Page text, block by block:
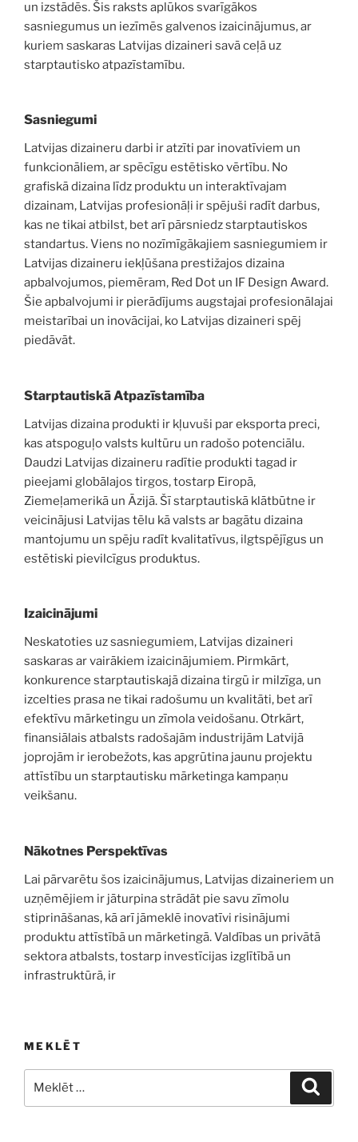
un izstādēs. Šis raksts aplūkos svarīgākos
sasniegumus un iezīmēs galvenos izaicinājumus, ar
kuriem saskaras Latvijas dizaineri savā ceļā uz
starptautisko atpazīstamību.
Sasniegumi
Latvijas dizaineru darbi ir atzīti par inovatīviem un
funkcionāliem, ar spēcīgu estētisko vērtību. No
grafiskā dizaina līdz produktu un interaktīvajam
dizainam, Latvijas profesionāļi ir spējuši radīt darbus,
kas ne tikai atbilst, bet arī pārsniedz starptautiskos
standartus. Viens no nozīmīgākajiem sasniegumiem ir
Latvijas dizaineru iekļūšana prestižajos dizaina
apbalvojumos, piemēram, Red Dot un IF Design Award.
Šie apbalvojumi ir pierādījums augstajai profesionālajai
meistarībai un inovācijai, ko Latvijas dizaineri spēj
piedāvāt.
Starptautiskā Atpazīstamība
Latvijas dizaina produkti ir kļuvuši par eksporta preci,
kas atspoguļo valsts kultūru un radošo potenciālu.
Daudzi Latvijas dizaineru radītie produkti tagad ir
pieejami globālajos tirgos, tostarp Eiropā,
Ziemeļamerikā un Āzijā. Šī starptautiskā klātbūtne ir
veicinājusi Latvijas tēlu kā valsts ar bagātu dizaina
mantojumu un spēju radīt kvalitatīvus, ilgtspējīgus un
estētiski pievilcīgus produktus.
Izaicinājumi
Neskatoties uz sasniegumiem, Latvijas dizaineri
saskaras ar vairākiem izaicinājumiem. Pirmkārt,
konkurence starptautiskajā dizaina tirgū ir milzīga, un
izcelties prasa ne tikai radošumu un kvalitāti, bet arī
efektīvu mārketingu un zīmola veidošanu. Otrkārt,
finansiālais atbalsts radošajām industrijām Latvijā
joprojām ir ierobežots, kas apgrūtina jaunu projektu
attīstību un starptautisku mārketinga kampaņu
veikšanu.
Nākotnes Perspektīvas
Lai pārvarētu šos izaicinājumus, Latvijas dizaineriem un
uzņēmējiem ir jāturpina strādāt pie savu zīmolu
stiprināšanas, kā arī jāmeklē inovatīvi risinājumi
produktu attīstībā un mārketingā. Valdības un privātā
sektora atbalsts, tostarp investīcijas izglītībā un
infrastruktūrā, ir
MEKLĒT